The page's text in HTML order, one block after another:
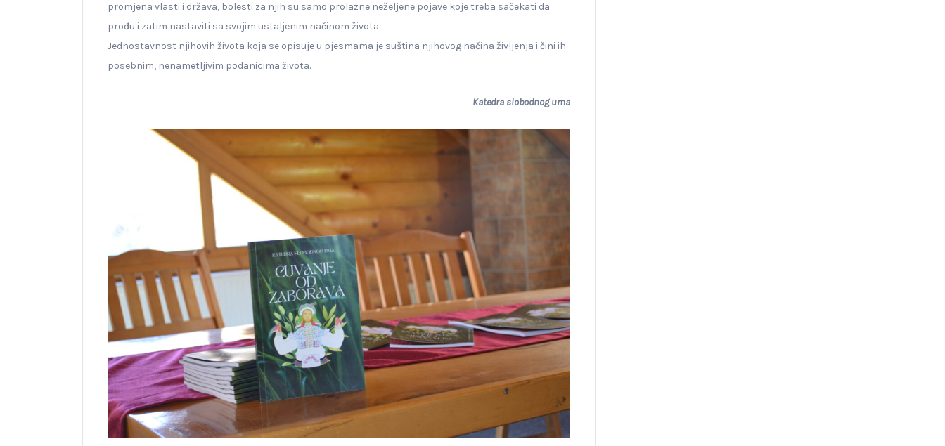
promjena vlasti i država, bolesti za njih su samo prolazne neželjene pojave koje treba sačekati da
prođu i zatim nastaviti sa svojim ustaljenim načinom života.
Jednostavnost njihovih života koja se opisuje u pjesmama je suština njihovog načina življenja i čini ih
posebnim, nenametljivim podanicima života.
Katedra slobodnog uma